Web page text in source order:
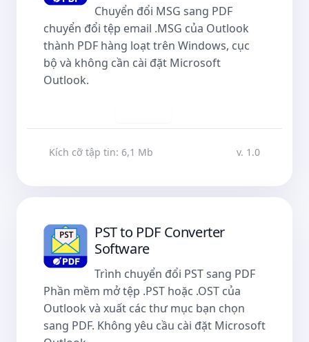
Chuyển đổi MSG sang PDF
chuyển đổi tệp email .MSG của Outlook
thành PDF hàng loạt trên Windows, cục
bộ và không cần cài đặt Microsoft
Outlook.
Kích cỡ tập tin: 6,1 Mb v. 1.0
PST to PDF Converter
Software
Trình chuyển đổi PST sang PDF
Phần mềm mở tệp .PST hoặc .OST của
Outlook và xuất các thư mục bạn chọn
sang PDF. Không yêu cầu cài đặt Microsoft